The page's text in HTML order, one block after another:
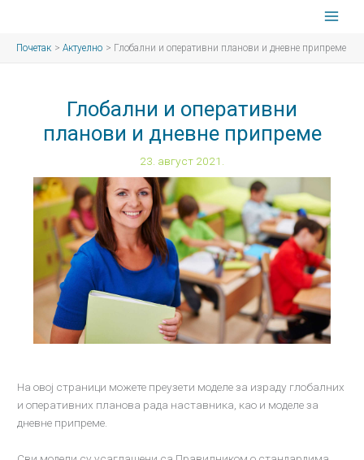
садржај
Почетак Актуелно Глобални и оперативни планови и дневне припреме
Глобални и оперативни
планови и дневне припреме
23. август 2021.
На овој страници можете преузети моделе за израду глобалних
и оперативних планова рада наставника, као и моделе за
дневне припреме.